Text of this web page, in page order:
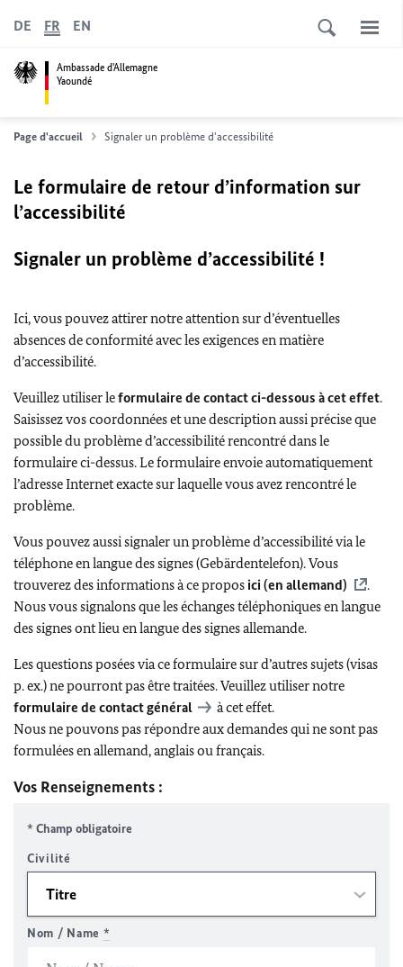
Ambassade d'Allemagne
Yaoundé
DE FR EN
Page d'accueil Signaler un problème d'accessibilité
Le formulaire de retour d’information sur
l’accessibilité
Signaler un problème d’accessibilité !
Ici, vous pouvez attirer notre attention sur d’éventuelles
absences de conformité avec les exigences en matière
d’accessibilité.
Veuillez utiliser leformulaire de contact ci-dessous à cet effet.
Saisissez vos coordonnées et une description aussi précise que
possible du problème d’accessibilité rencontré dans le
formulaire ci-dessus. Le formulaire envoie automatiquement
l’adresse Internet exacte sur laquelle vous avez rencontré le
problème.
Vous pouvez aussi signaler un problème d’accessibilité via le
téléphone en langue des signes (Gebärdentelefon). Vous
trouverez des informations à ce propos ici (en allemand)
.
Nous vous signalons que les échanges téléphoniques en langue
des signes ont lieu en langue des signes allemande.
Les questions posées via ce formulaire sur d’autres sujets (visas
p. ex.) ne pourront pas être traitées. Veuillez utiliser notre
formulaire de contact général
à cet effet.
Nous ne pouvons pas répondre aux demandes qui ne sont pas
formulées en allemand, anglais ou français.
Vos Renseignements :
* Champ obligatoire
Civilité
Nom / Name *